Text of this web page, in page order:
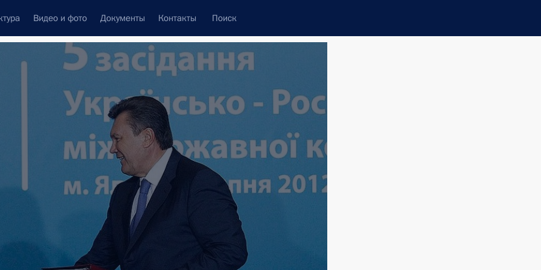
Видео и фото Документы Контакты Поиск
Совет Совет Безопасности Комиссии и советы
Сведения о Президенте
следующие материалы
летие победы в